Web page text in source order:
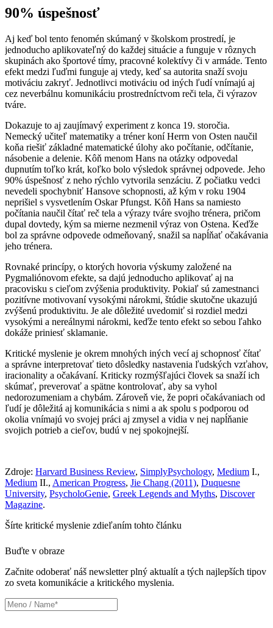
90% úspešnosť
Aj keď bol tento fenomén skúmaný v školskom prostredí, je
jednoducho aplikovateľný do každej situácie a funguje v rôznych
skupinách ako športové tímy, pracovné kolektívy či v armáde. Tento
efekt medzi ľuďmi funguje aj vtedy, keď sa autorita snaží svoju
motiváciu zakryť. Jednotlivci motiváciu od iných ľudí vnímajú aj
cez neverbálnu komunikáciu prostredníctvom reči tela, či výrazov
tváre.
Dokazuje to aj zaujímavý experiment z konca 19. storočia.
Nemecký učiteľ matematiky a tréner koní Herrn von Osten naučil
koňa riešiť základné matematické úlohy ako počítanie, odčítanie,
násobenie a delenie. Kôň menom Hans na otázky odpovedal
dupnutím toľko krát, koľko bolo výsledok správnej odpovede. Jeho
90% úspešnosť z neho rýchlo vytvorila senzáciu. Z počiatku vedci
nevedeli spochybniť Hansove schopnosti, až kým v roku 1904
neprišiel s vysvetlením Oskar Pfungst. Kôň Hans sa namiesto
počítania naučil čítať reč tela a výrazy tváre svojho trénera, pričom
dupal dovtedy, kým sa mierne nezmenil výraz von Ostena. Keďže
bol za správne odpovede odmeňovaný, snažil sa napĺňať očakávania
jeho trénera.
Rovnaké princípy, o ktorých hovoria výskumy založené na
Pygmaliónovom efekte, sa dajú jednoducho aplikovať aj na
pracovisku s cieľom zvýšenia produktivity. Pokiaľ sú zamestnanci
pozitívne motivovaní vysokými nárokmi, štúdie skutočne ukazujú
zvýšenú produktivitu. Je ale dôležité uvedomiť si rozdiel medzi
vysokými a nereálnymi nárokmi, keďže tento efekt so sebou ľahko
dokáže priniesť sklamanie.
Kritické myslenie je okrem mnohých iných vecí aj schopnosť čítať
a správne interpretovať tieto dôsledky nastavenia ľudských vzťahov,
iracionality a očakávaní. Kriticky rozmýšľajúci človek sa snaží ich
skúmať, preverovať a spätne kontrolovať, aby sa vyhol
nedorozumeniam a chybám. Zároveň vie, že popri očakávaniach od
ľudí je dôležitá aj komunikácia s nimi a ak spolu s podporou od
okolia vnímajú vo svojej práci aj zmysel a vidia v nej napĺňanie
svojich potrieb a cieľov, budú v nej spokojnejší.
Zdroje: Harvard Business Review, SimplyPsychology, Medium I.,
Medium II., American Progress, Jie Chang (2011), Duquesne
University, PsycholoGenie, Greek Legends and Myths, Discover
Magazine.
Šírte kritické myslenie zdieľaním tohto článku
Buďte v obraze
Začnite odoberať náš newsletter plný aktualít a tých najlepších tipov
zo sveta komunikácie a kritického myslenia.